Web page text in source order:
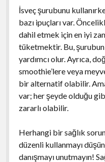
İsveç şurubunu
bazı ipuçları var.
dahil etmek için en iyi
tüketmektir. Bu,
yardımcı olur. Ayrıca,
smoothie’lere veya
bir alternatif olabilir.
var; her şeyde olduğu
zararlı olabilir.
Herhangi bir sağlık
düzenli kullanmayı
danışmayı unutmayın!